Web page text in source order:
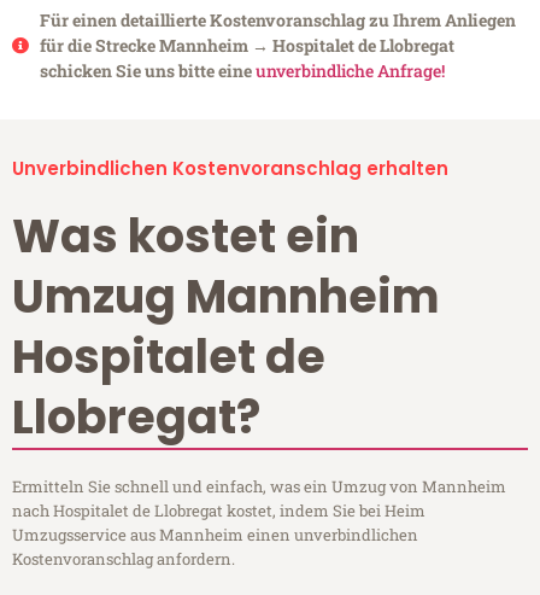
Für einen detaillierte Kostenvoranschlag zu Ihrem Anliegen
für die Strecke Mannheim → Hospitalet de Llobregat
schicken Sie uns bitte eineunverbindliche Anfrage!
Unverbindlichen Kostenvoranschlag erhalten
Was kostet ein
Umzug Mannheim
Hospitalet de
Llobregat?
Ermitteln Sie schnell und einfach, was ein Umzug von Mannheim
nach Hospitalet de Llobregat kostet, indem Sie bei Heim
Umzugsservice aus Mannheim einen unverbindlichen
Kostenvoranschlag anfordern.